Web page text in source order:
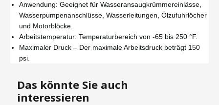
Anwendung: Geeignet für Wasseransaugkrümmereinlässe,
Wasserpumpenanschlüsse, Wasserleitungen, Ölzufuhrlöcher
und Motorblöcke.
Arbeitstemperatur: Temperaturbereich von -65 bis 250 °F.
Maximaler Druck – Der maximale Arbeitsdruck beträgt 150
psi.
Das könnte Sie auch
interessieren